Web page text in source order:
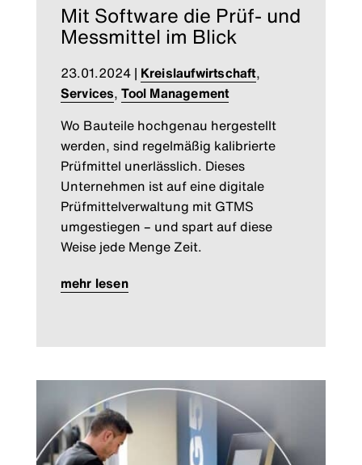
Mit Software die Prüf- und
Messmittel im Blick
23.01.2024| Kreislaufwirtschaft,
Services,Tool Management
Wo Bauteile hochgenau hergestellt
werden, sind regelmäßig kalibrierte
Prüfmittel unerlässlich. Dieses
Unternehmen ist auf eine digitale
Prüfmittelverwaltung mit GTMS
umgestiegen – und spart auf diese
Weise jede Menge Zeit.
mehr lesen